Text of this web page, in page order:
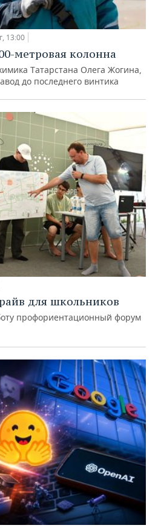
13:00
метровая колонна
Татарстана Олега Жогина,
до последнего винтика
для школьников
профориентационный форум